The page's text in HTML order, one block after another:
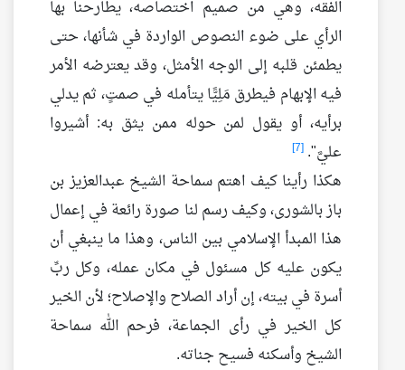
الفقه، وهي من صميم اختصاصه، يطارحنا بها
الرأي على ضوء النصوص الواردة في شأنها، حتى
يطمئن قلبه إلى الوجه الأمثل، وقد يعترضه الأمر
فيه الإبهام فيطرق مَلِيًّا يتأمله في صمتٍ، ثم يدلي
برأيه، أو يقول لمن حوله ممن يثق به: أشيروا
عليَّ". [7]
هكذا رأينا كيف اهتم سماحة الشيخ عبدالعزيز بن
باز بالشورى، وكيف رسم لنا صورة رائعة في إعمال
هذا المبدأ الإسلامي بين الناس، وهذا ما ينبغي أن
يكون عليه كل مسئول في مكان عمله، وكل ربِّ
أسرة في بيته، إن أراد الصلاح والإصلاح؛ لأن الخير
كل الخير في رأى الجماعة، فرحم الله سماحة
الشيخ وأسكنه فسيح جناته.